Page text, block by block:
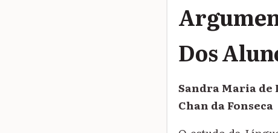
Dos
Sandra Maria
Chan da Fonseca